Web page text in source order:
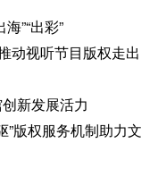
”“出彩”
动视听节目版权走出
新发展活力
”版权服务机制助力文